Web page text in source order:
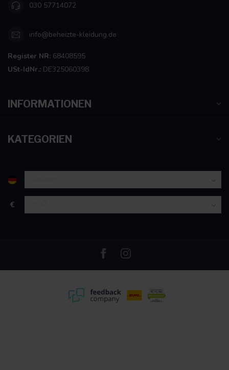
030 57714072
info@beheizte-kleidung.de
Register NR: 68408595
USt-IdNr.: DE325060398
INFORMATIONEN
KATEGORIEN
€